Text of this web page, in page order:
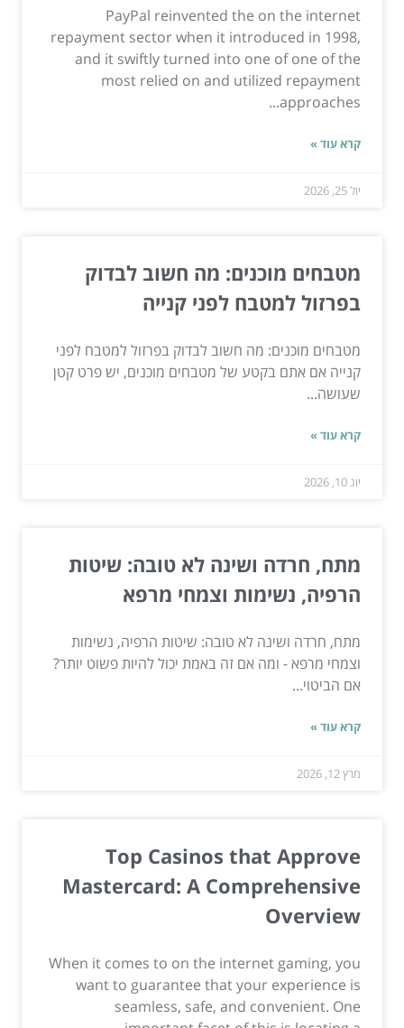
PayPal reinvented the on the internet
repayment sector when it introduced in 1998,
and it swiftly turned into one of one of the
most relied on and utilized repayment
approaches...
קרא עוד »
יול 25, 2026
מטבחים מוכנים: מה חשוב לבדוק
בפרזול למטבח לפני קנייה
מטבחים מוכנים: מה חשוב לבדוק בפרזול למטבח לפני
קנייה אם אתם בקטע של מטבחים מוכנים, יש פרט קטן
שעושה...
קרא עוד »
יונ 10, 2026
מתח, חרדה ושינה לא טובה: שיטות
הרפיה, נשימות וצמחי מרפא
מתח, חרדה ושינה לא טובה: שיטות הרפיה, נשימות
וצמחי מרפא - ומה אם זה באמת יכול להיות פשוט יותר?
אם הביטוי...
קרא עוד »
מרץ 12, 2026
Top Casinos that Approve
Mastercard: A Comprehensive
Overview
When it comes to on the internet gaming, you
want to guarantee that your experience is
seamless, safe, and convenient. One